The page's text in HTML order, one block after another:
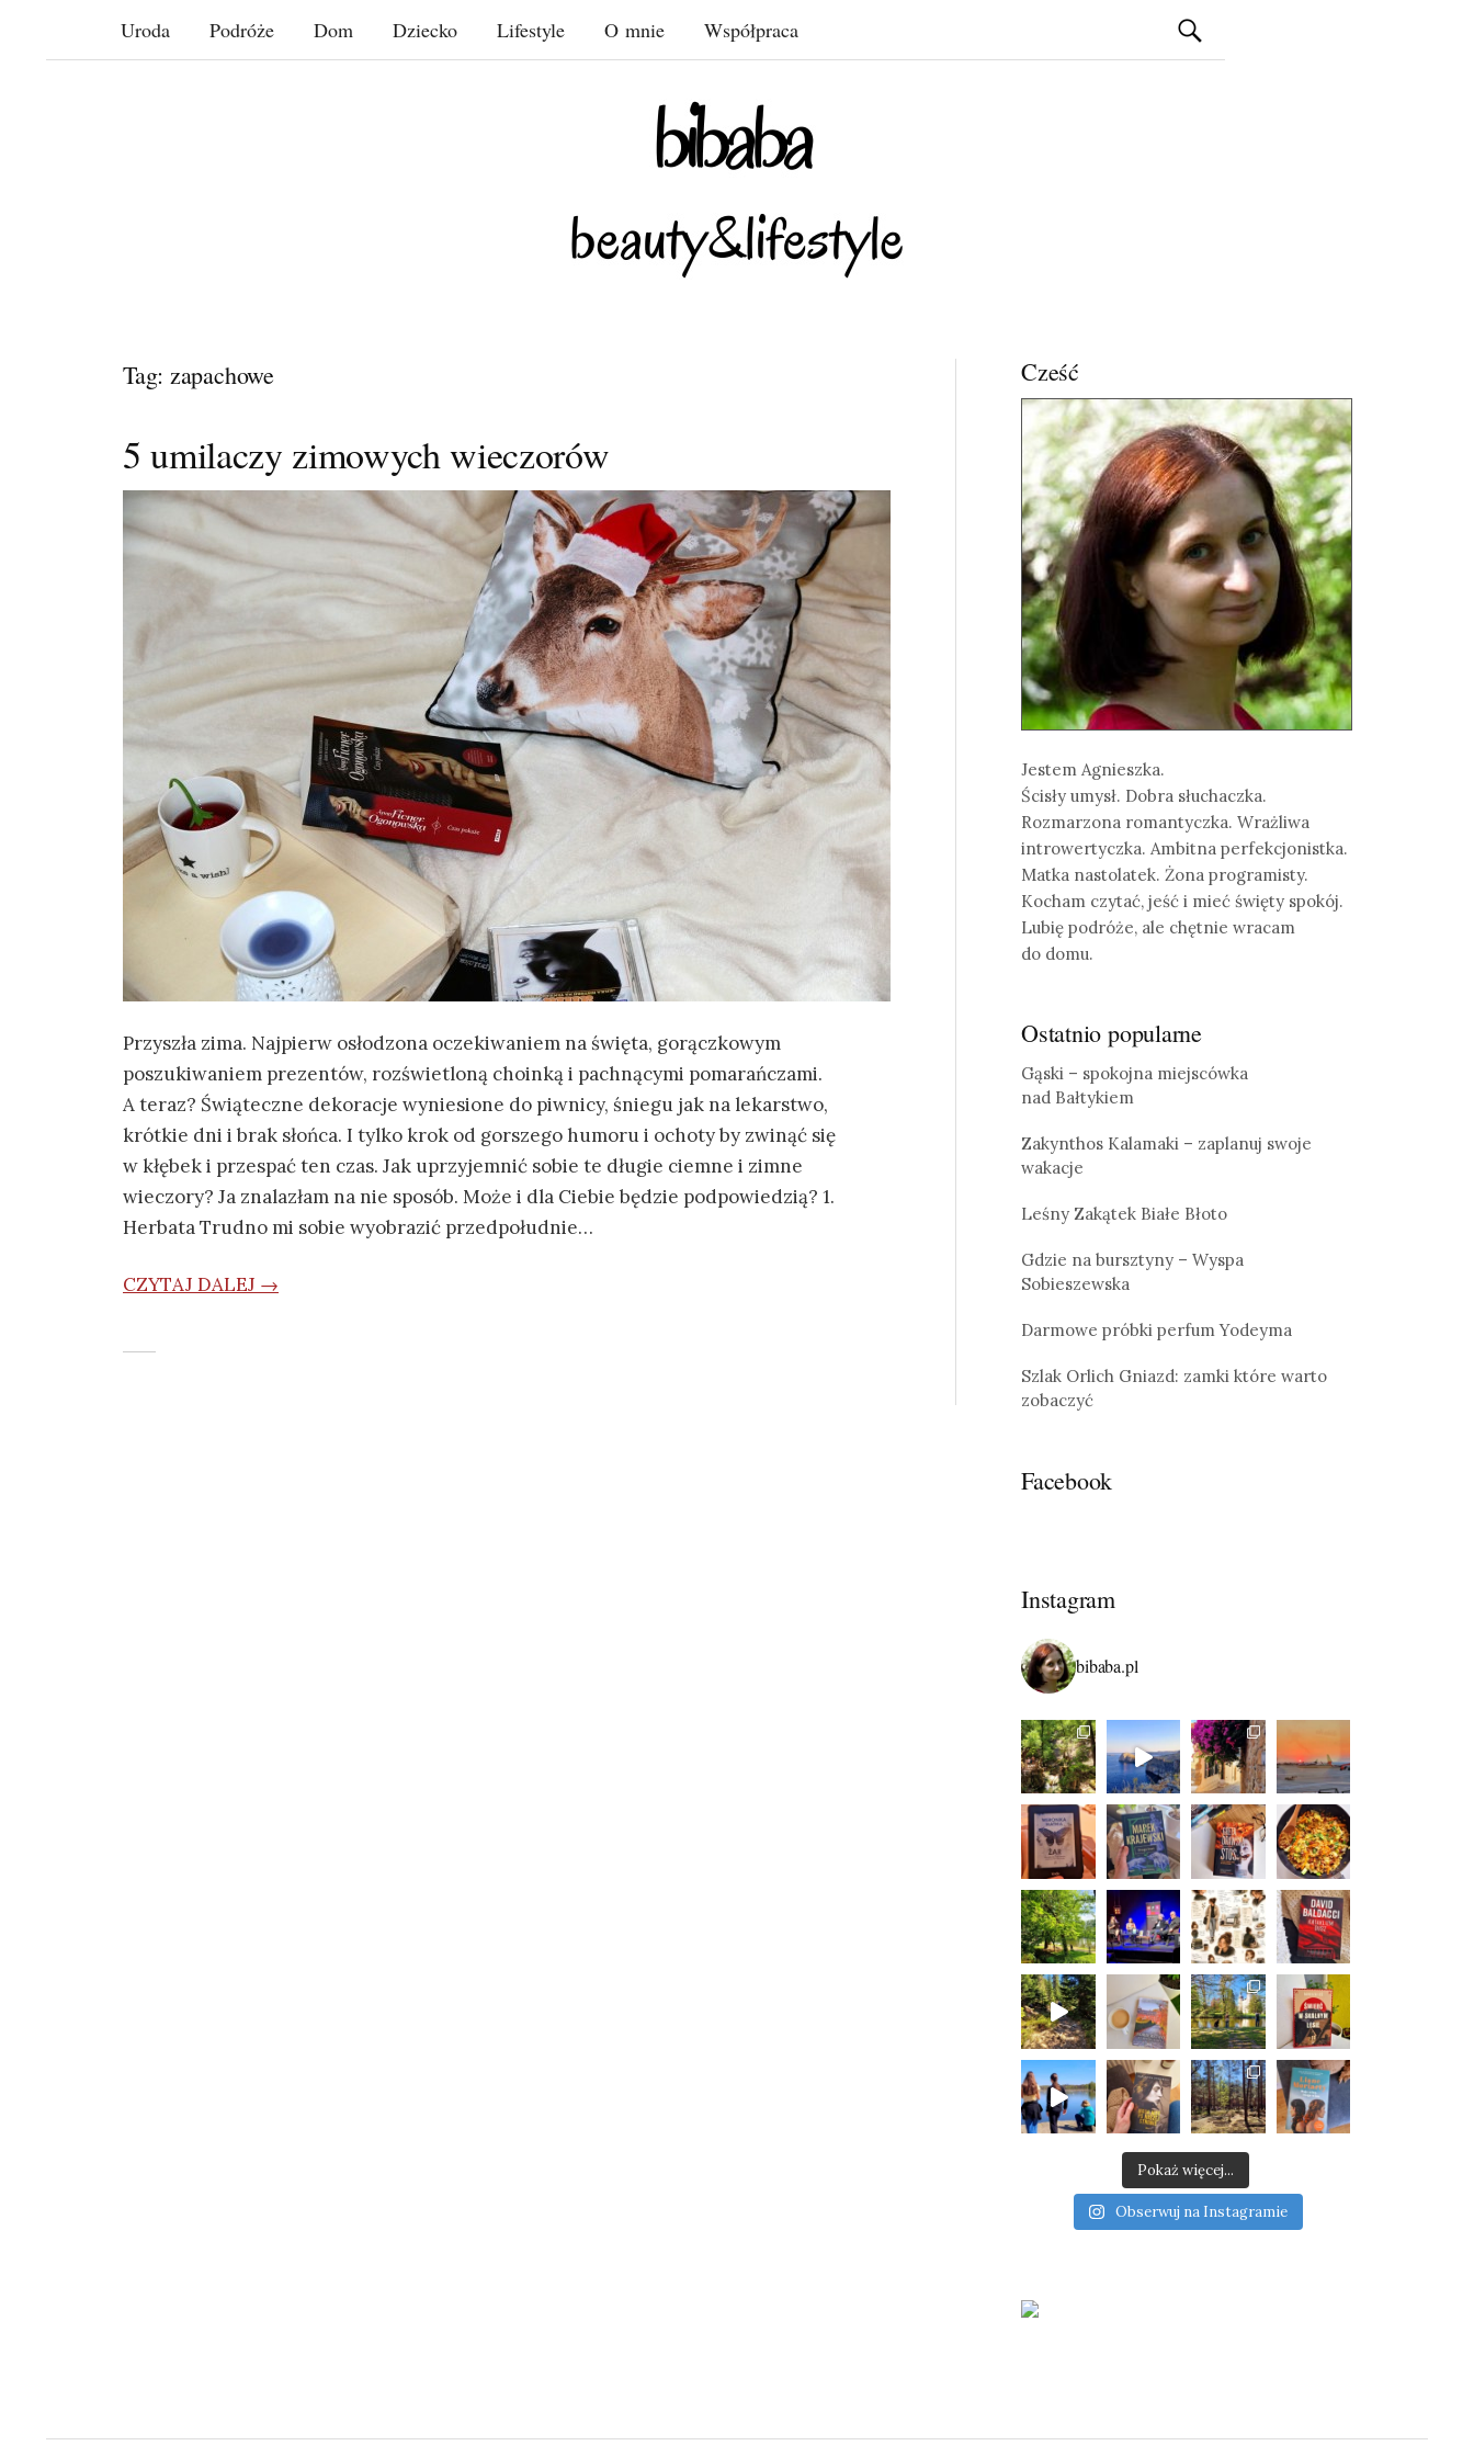
Uroda Podróże Dom Dziecko Lifestyle O mnie Współpraca Szukaj:
Tag: zapachowe
5 umilaczy zimowych wieczorów
Przyszła zima. Najpierw osłodzona oczekiwaniem na święta, gorączkowym
poszukiwaniem prezentów, rozświetloną choinką i pachnącymi pomarańczami.
A teraz? Świąteczne dekoracje wyniesione do piwnicy, śniegu jak na lekarstwo,
krótkie dni i brak słońca. I tylko krok od gorszego humoru i ochoty by zwinąć się
w kłębek i przespać ten czas. Jak uprzyjemnić sobie te długie ciemne i zimne
wieczory? Ja znalazłam na nie sposób. Może i dla Ciebie będzie podpowiedzią? 1.
Herbata Trudno mi sobie wyobrazić przedpołudnie…
CZYTAJ DALEJ →
Cześć
Jestem Agnieszka.
Ścisły umysł. Dobra słuchaczka.
Rozmarzona romantyczka. Wrażliwa
introwertyczka. Ambitna perfekcjonistka.
Matka nastolatek. Żona programisty.
Kocham czytać, jeść i mieć święty spokój.
Lubię podróże, ale chętnie wracam
do domu.
Ostatnio popularne
Gąski – spokojna miejscówka
nad Bałtykiem
Zakynthos Kalamaki – zaplanuj swoje
wakacje
Leśny Zakątek Białe Błoto
Gdzie na bursztyny – Wyspa
Sobieszewska
Darmowe próbki perfum Yodeyma
Szlak Orlich Gniazd: zamki które warto
zobaczyć
Facebook
Instagram
bibaba.pl
Pokaż więcej...
Obserwuj na Instagramie